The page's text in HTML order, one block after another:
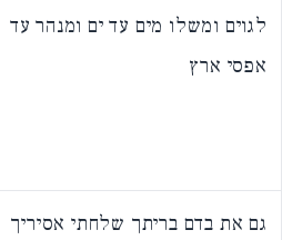
לגוים ומשלו מים עד ים ומנהר עד
אפסי ארץ
גם את בדם בריתך שלחתי אסיריך